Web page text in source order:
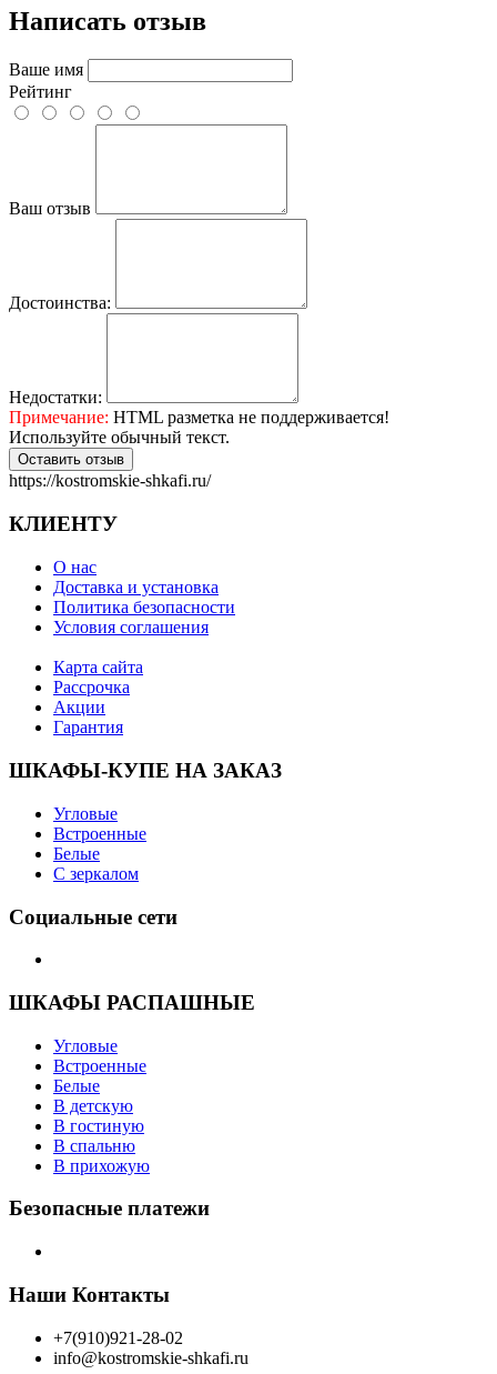
Написать отзыв
Ваше имя
Рейтинг
Ваш отзыв
Достоинства:
Недостатки:
Примечание: HTML разметка не поддерживается!
Используйте обычный текст.
Оставить отзыв
https://kostromskie-shkafi.ru/
КЛИЕНТУ
О нас
Доставка и установка
Политика безопасности
Условия соглашения
Карта сайта
Рассрочка
Акции
Гарантия
ШКАФЫ-КУПЕ НА ЗАКАЗ
Угловые
Встроенные
Белые
С зеркалом
Социальные сети
ШКАФЫ РАСПАШНЫЕ
Угловые
Встроенные
Белые
В детскую
В гостиную
В спальню
В прихожую
Безопасные платежи
Наши Контакты
+7(910)921-28-02
info@kostromskie-shkafi.ru